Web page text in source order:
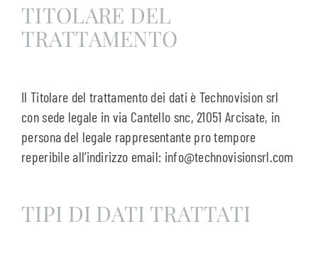
TITOLARE DEL
TRATTAMENTO
Il Titolare del trattamento dei dati è Technovision srl
con sede legale in via Cantello snc, 21051 Arcisate, in
persona del legale rappresentante pro tempore
reperibile all’indirizzo email: info@technovisionsrl.com
TIPI DI DATI TRATTATI